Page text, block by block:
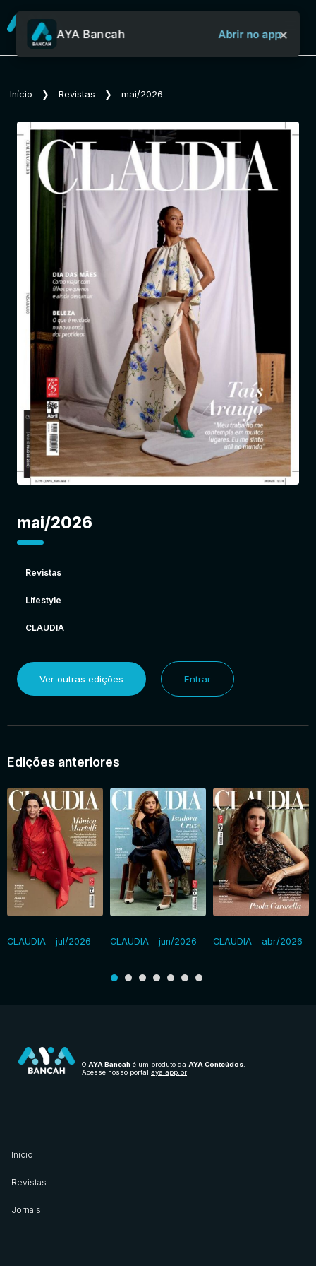
Sobre o Aya Bancah
Início
Revistas
Jornais
Notícias
Entrar
AYA Bancah Abrir no app×
Início ❯ Revistas ❯ mai/2026
mai/2026
Revistas
Lifestyle
CLAUDIA
Ver outras edições Entrar
Edições anteriores
CLAUDIA - jul/2026 CLAUDIA - jun/2026 CLAUDIA - abr/2026
O AYA Bancah é um produto da AYA Conteúdos
Acesse nosso portal aya.app.br
Início
Revistas
Jornais